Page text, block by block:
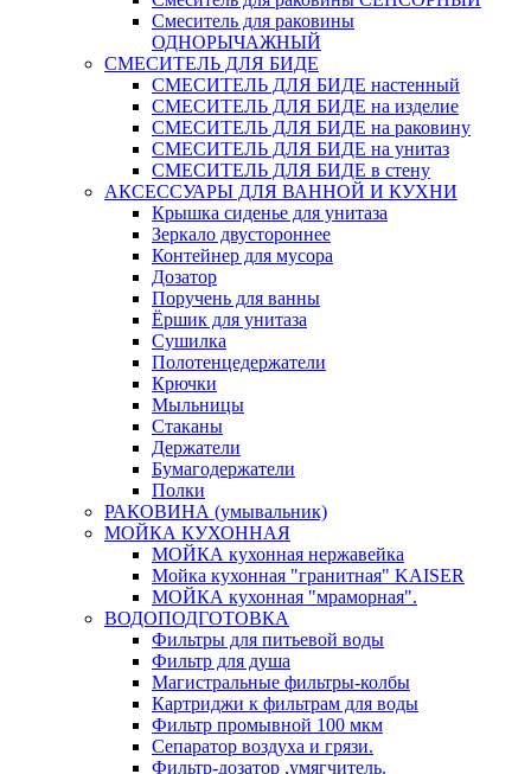
Смеситель для раковины
ОДНОРЫЧАЖНЫЙ
СМЕСИТЕЛЬ ДЛЯ БИДЕ
СМЕСИТЕЛЬ ДЛЯ БИДЕ настенный
СМЕСИТЕЛЬ ДЛЯ БИДЕ на изделие
СМЕСИТЕЛЬ ДЛЯ БИДЕ на раковину
СМЕСИТЕЛЬ ДЛЯ БИДЕ на унитаз
СМЕСИТЕЛЬ ДЛЯ БИДЕ в стену
АКСЕССУАРЫ ДЛЯ ВАННОЙ И КУХНИ
Крышка сиденье для унитаза
Зеркало двустороннее
Контейнер для мусора
Дозатор
Поручень для ванны
Ёршик для унитаза
Сушилка
Полотенцедержатели
Крючки
Мыльницы
Стаканы
Держатели
Бумагодержатели
Полки
РАКОВИНА (умывальник)
МОЙКА КУХОННАЯ
МОЙКА кухонная нержавейка
Мойка кухонная "гранитная" KAISER
МОЙКА кухонная "мраморная".
ВОДОПОДГОТОВКА
Фильтры для питьевой воды
Фильтр для душа
Магистральные фильтры-колбы
Картриджи к фильтрам для воды
Фильтр промывной 100 мкм
Сепаратор воздуха и грязи.
Фильтр-дозатор ,умягчитель.